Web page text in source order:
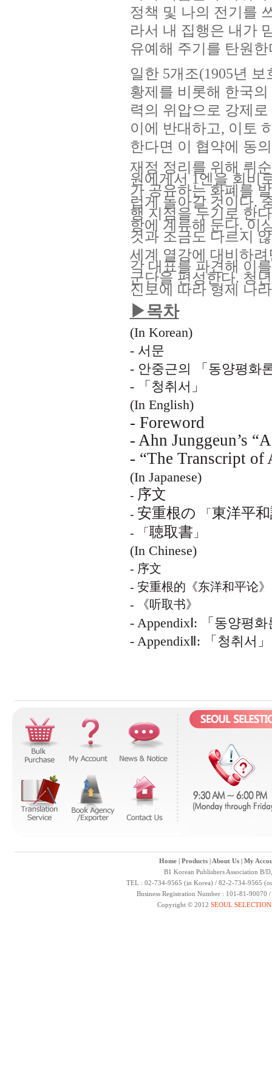
정책 및 나의 전기를
라서 내 집행은 내가
유예해 주기를 탄원한
일한 5개조(1905년
황제를 비롯해 한국
력의 위압으로 강제
이에 반대하고, 이토
한다면 이 협약에 동
재정 정리를 위해 뤼
원에게서 1엔을 회비
가 공유하는 화폐를
럽게 돌아갈 것이다.
행 지점을 두기로 한
항에 계류해 둔다. 이
것과 조금도 다르지
세계 열강에 대비하려
각 대표를 파견해 이
군단을 편성한다. 청
진보에 따라 형제 나
▶목차
(In Korean)
- 서문
- 안중근의 「동양평화
- 「청취서」
(In English)
- Foreword
- Ahn Junggeun’s
- “The Transcript of
(In Japanese)
- 序文
- 安重根の 「 東洋平
- 「聴取書 」
(In Chinese)
- 序文
- 安重根的《东洋和平论》
- 《听取书》
- AppendixⅠ: 「동양평
- AppendixⅡ: 「청취서
Home| Products| About Us| My
B1 Korean Publishers Association B/
TEL : 02-734-9565 (in Korea) / 82-2-734-9565
Business Registration Number : 101-81-
Copyright © 2012 SEOUL SELECTION